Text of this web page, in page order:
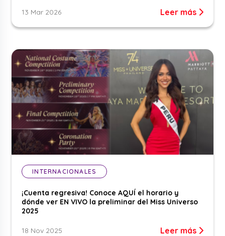
13 Mar 2026 Leer más
INTERNACIONALES
¡Cuenta regresiva! Conoce AQUÍ el horario y
dónde ver EN VIVO la preliminar del Miss Universo
2025
18 Nov 2025 Leer más